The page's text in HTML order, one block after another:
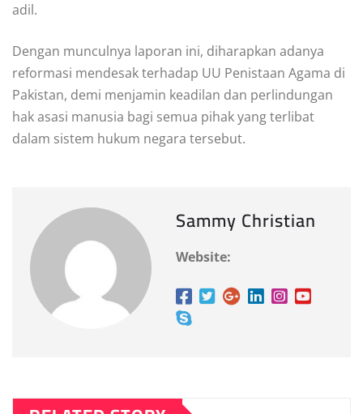
adil.
Dengan munculnya laporan ini, diharapkan adanya
reformasi mendesak terhadap UU Penistaan Agama di
Pakistan, demi menjamin keadilan dan perlindungan
hak asasi manusia bagi semua pihak yang terlibat
dalam sistem hukum negara tersebut.
Sammy Christian
Website: